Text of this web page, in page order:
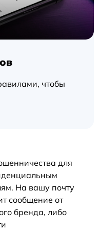
чтобы
для
На вашу почту
сообщение от
бренда, либо